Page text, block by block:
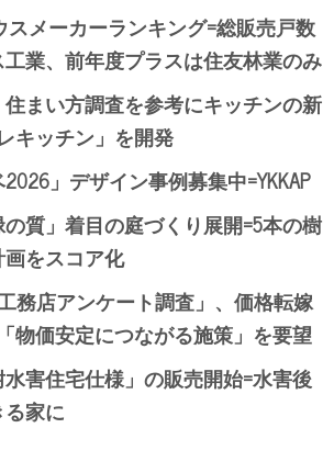
スメーカーランキング=総販売戸数
業、前年度プラスは住友林業のみ
まい方調査を参考にキッチンの新
キッチン」を開発
」デザイン事例募集中=YKKAP
質」着目の庭づくり展開=5本の樹
をスコア化
務店アンケート調査」、価格転嫁
物価安定につながる施策」を要望
害住宅仕様」の販売開始=水害後
家に